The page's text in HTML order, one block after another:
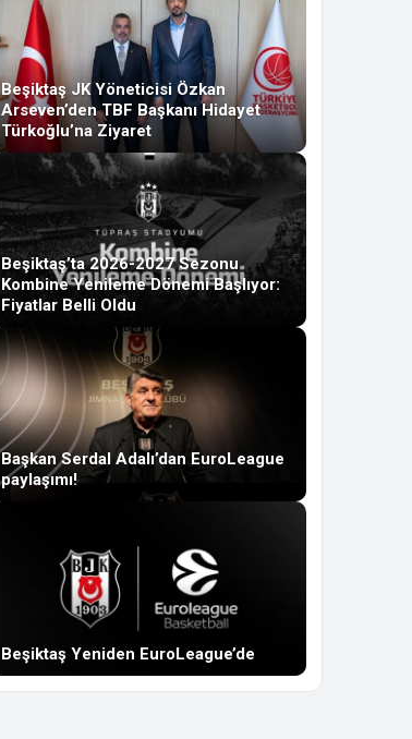
Beşiktaş JK Yöneticisi Özkan
Arseven’den TBF Başkanı Hidayet
Türkoğlu’na Ziyaret
Beşiktaş’ta 2026-2027 Sezonu
Kombine Yenileme Dönemi Başlıyor:
Fiyatlar Belli Oldu
Başkan Serdal Adalı’dan EuroLeague
paylaşımı!
Beşiktaş Yeniden EuroLeague’de